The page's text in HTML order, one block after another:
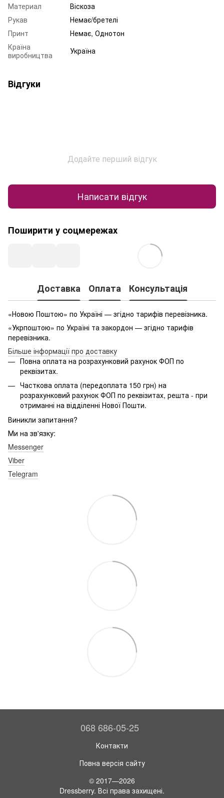
Материал
Віскоза
Рукав
Немає/бретелі
Принт
Немає, Однотон
Країна
виробництва
Україна
Відгуки
Додайте перший відгук
Написати відгук
Поширити у соцмережах
Доставка Оплата Консультація
«Новою Поштою» по Україні — згідно тарифів перевізника.
«Укрпоштою» по Україні та закордон — згідно тарифів
перевізника.
Більше інформації про доставку
Повна оплата на розрахунковий рахунок ФОП по
реквізитах.
Часткова оплата (передоплата 150 грн) на
розрахунковий рахунок ФОП по реквізитах, решта - при
отриманні на відділенні Нової Пошти.
Виникли запитання?
Ми на зв'язку:
Messenger
Viber
Telegram
068 686-05-25
Контакти
Повна версія сайту
© 2017—2026
Dressberry. Всі права захищені.